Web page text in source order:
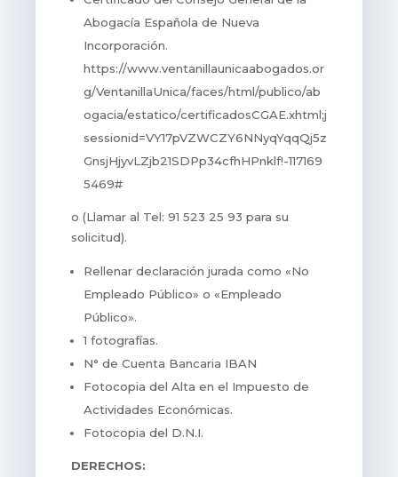
Abogacía Española de Nueva
Incorporación.
https://www.ventanillaunicaabogados.or
g/VentanillaUnica/faces/html/publico/ab
ogacia/estatico/certificadosCGAE.xhtml;j
sessionid=VY17pVZWCZY6NNyqYqqQj5z
GnsjHjyvLZjb21SDPp34cfhHPnklf!-117169
5469#
o (Llamar al Tel: 91 523 25 93 para su
solicitud).
Rellenar declaración jurada como «No
Empleado Público» o «Empleado
Público».
1 fotografías.
N° de Cuenta Bancaria IBAN
Fotocopia del Alta en el Impuesto de
Actividades Económicas.
Fotocopia del D.N.I.
DERECHOS: